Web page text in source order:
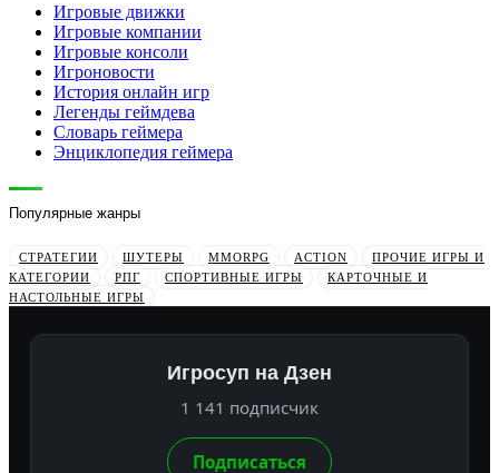
Игровые движки
Игровые компании
Игровые консоли
Игроновости
История онлайн игр
Легенды геймдева
Словарь геймера
Энциклопедия геймера
Популярные жанры
СТРАТЕГИИ ШУТЕРЫ MMORPG ACTION
ПРОЧИЕ ИГРЫ И
КАТЕГОРИИ
РПГ СПОРТИВНЫЕ ИГРЫ
КАРТОЧНЫЕ И
НАСТОЛЬНЫЕ ИГРЫ
Игросуп на Дзен
1 141 подписчик
Подписаться